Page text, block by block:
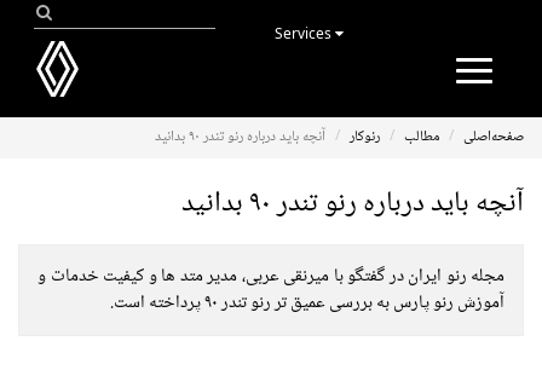
Toggle
صفحه‌اصلی مطالب رنوکار آنچه باید درباره رنو تندر ۹۰ بدانید
آنچه باید درباره رنو تندر ۹۰ بدانید
مجله رنو ایران در گفتگو با میرنقی عربی، مدیر متد ها و کیفیت خدمات و
آموزش رنو پارس به بررسی عمیق تر رنو تندر ۹۰ پرداخته است.